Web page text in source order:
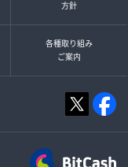
方針
各種取り組み
ご案内